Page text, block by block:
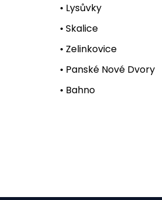
• Lysůvky
• Skalice
• Zelinkovice
• Panské Nové Dvory
• Bahno